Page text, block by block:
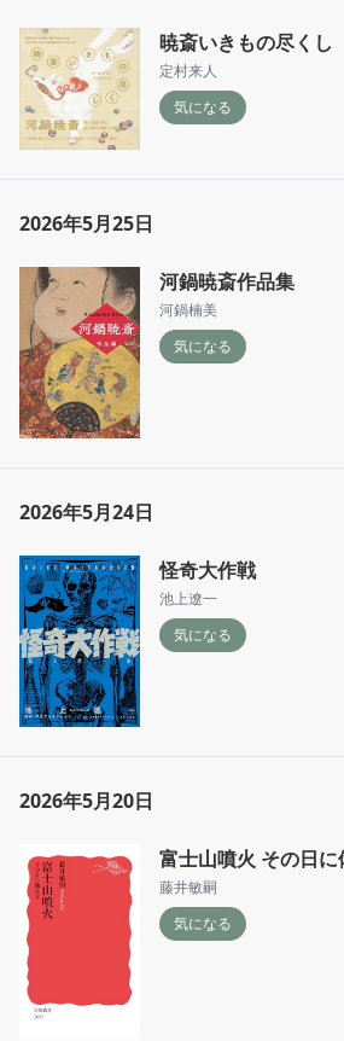
暁斎いきもの尽くし
定村来人
気になる
2026年5月25日
河鍋暁斎作品集
河鍋楠美
気になる
2026年5月24日
怪奇大作戦
池上遼一
気になる
2026年5月20日
富士山噴火 その日に
藤井敏嗣
気になる